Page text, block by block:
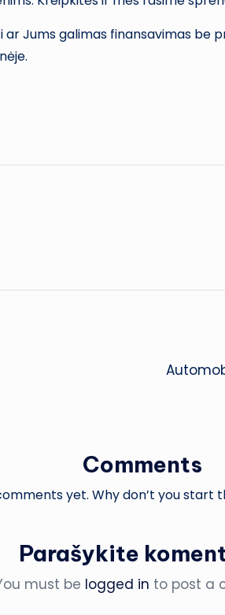
Jums galimas finansavimas
Comments
yet. Why don’t you start
Parašykite
must be logged in to post a